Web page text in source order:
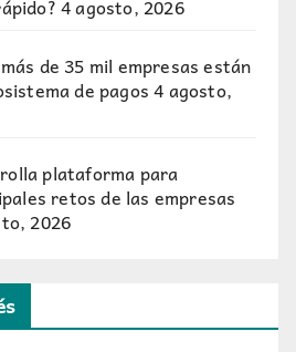
4 agosto, 2026
de 35 mil empresas están
de pagos 4 agosto,
plataforma para
retos de las empresas
2026